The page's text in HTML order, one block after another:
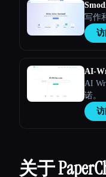
写作
访
AI-
AI
诺。
访
关于